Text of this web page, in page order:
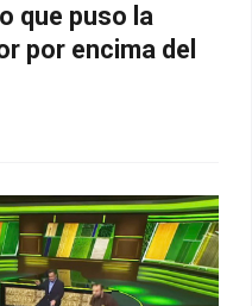
que puso la
por encima del